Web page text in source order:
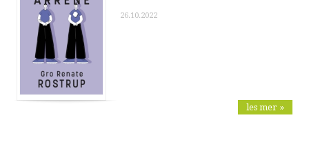
26.10.2022
les mer »